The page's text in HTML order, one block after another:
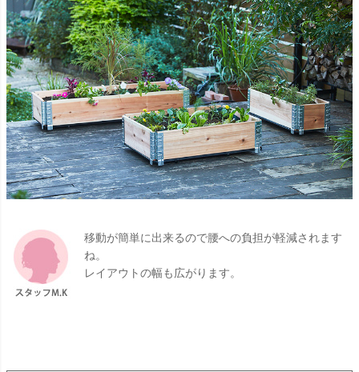
移動が簡単に出来るので腰への負担が軽減されます
ね。
レイアウトの幅も広がります。